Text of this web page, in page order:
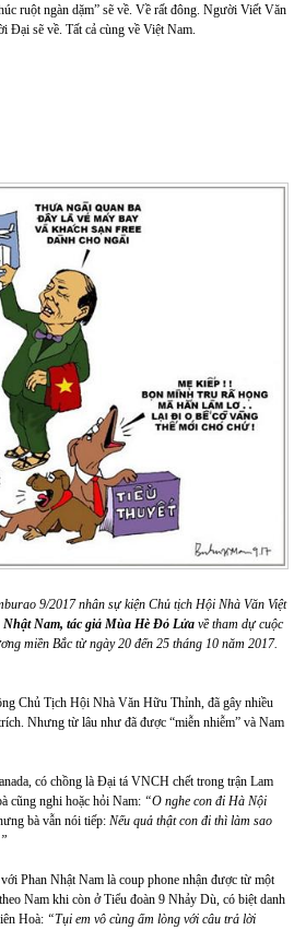
ruột ngàn dặm” sẽ về. Về rất đông. Người Viết Văn
sẽ về. Tất cả cùng về Việt Nam.
9/2017 nhân sự kiện Chủ tịch Hội Nhà Văn Việt
Nam, tác giả Mùa Hè Đỏ Lửa vềtham dự cuộc
miền Bắc từ ngày 20 đến 25 tháng 10 năm 2017.
Chủ Tịch Hội Nhà Văn Hữu Thỉnh, đã gây nhiều
Nhưng từ lâu như đã được “miễn nhiễm” và Nam
có chồng là Đại tá VNCH chết trong trận Lam
cũng nghi hoặc hỏi Nam: “O nghe con đi Hà Nội
bà vẫn nói tiếp: Nếu quả thật con đi thì làm sao
Phan Nhật Nam là coup phone nhận được từ một
Nam khi còn ở Tiểu đoàn 9 Nhảy Dù, có biệt danh
Hoà: “Tụi em vô cùng ấm lòng với câu trả lời